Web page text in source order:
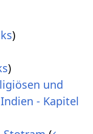
)
)
und
- Kapitel